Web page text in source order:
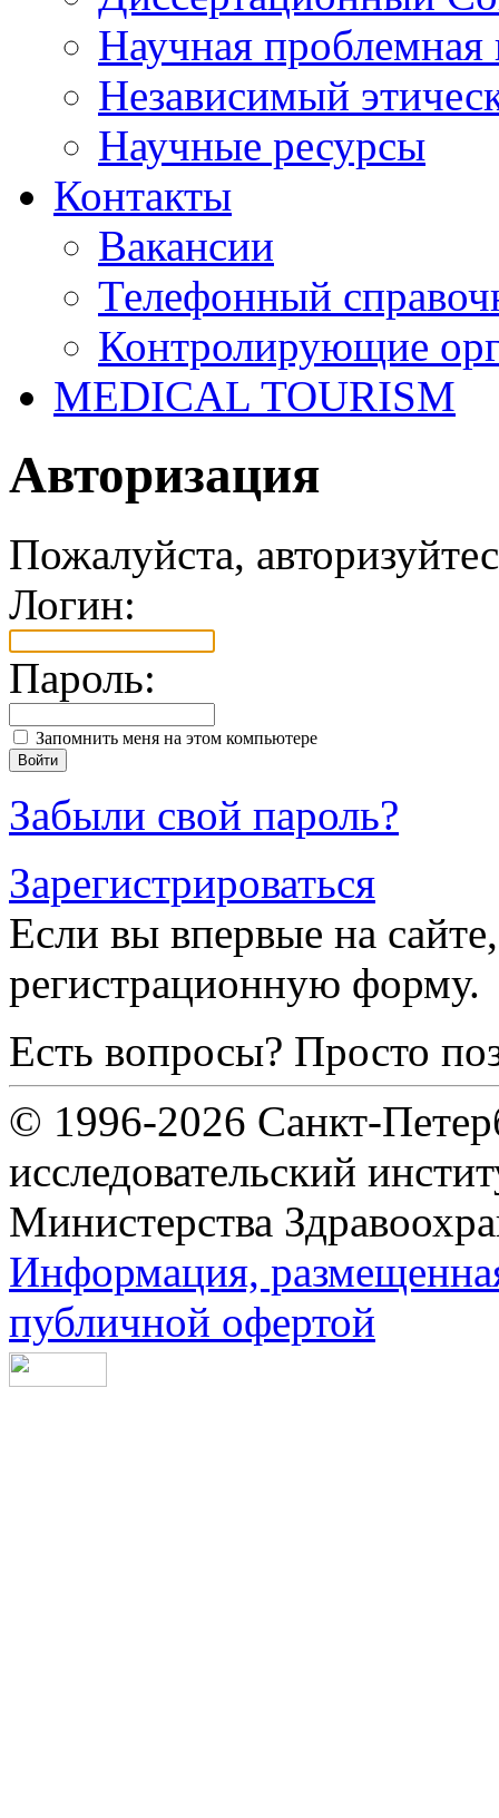
Научная проблемная
Независимый
Научные ресурсы
Контакты
Вакансии
Телефонный
Контролирующие
MEDICAL TOURISM
Авторизация
Пожалуйста,
Логин:
Пароль:
Запомнить меня на этом компьютере
Забыли свой пароль?
Зарегистрироваться
Если вы впервые на
регистрационную форму.
Есть вопросы? Просто
© 1996-2026 Санкт-
исследовательский
Министерства
Информация,
публичной офертой